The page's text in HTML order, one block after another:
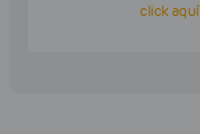
click aquí